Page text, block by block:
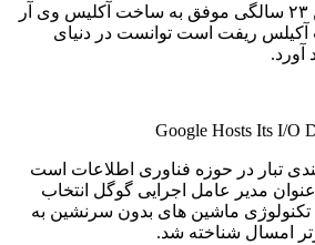
او شخصی بود که در سن ۲۳ سالگی موفق به ساخت آکلیس وی آر
ریفت است توانست در دنیای
آورد.
تبار در حوزه فناوری اطلاعات است
دهم اوت ۲۰۱۵ به عنوان مدیر عامل اجرایی گوگل انتخاب
ماشین های بدون سرنشین به
امسال شناخته شد.